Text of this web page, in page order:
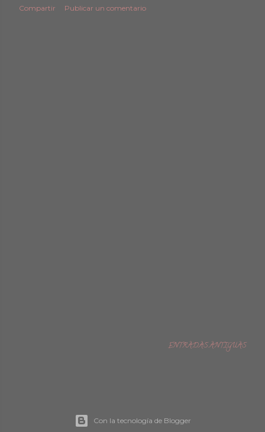
Compartir Publicar un comentario
ENTRADAS ANTIGUAS
Con la tecnología de Blogger